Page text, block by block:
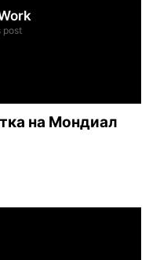
post
на Мондиал